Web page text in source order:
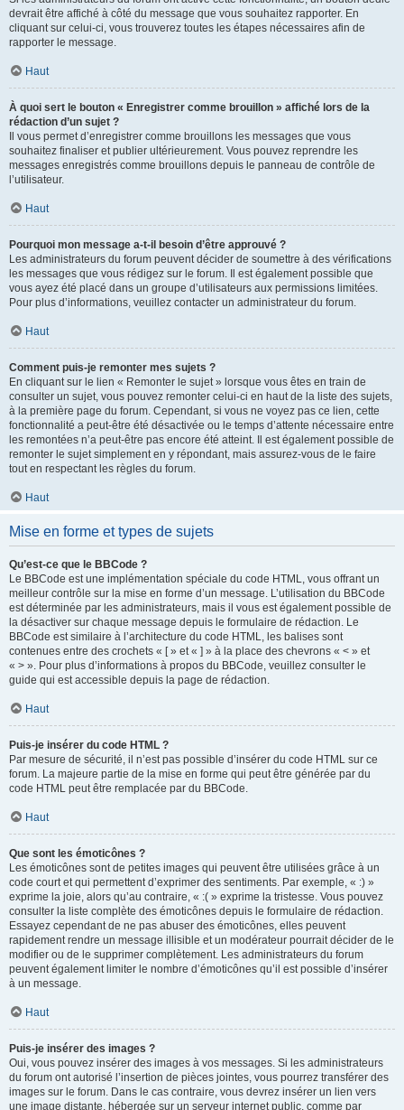
devrait être affiché à côté du message que vous souhaitez rapporter. En
cliquant sur celui-ci, vous trouverez toutes les étapes nécessaires afin de
rapporter le message.
Haut
À quoi sert le bouton « Enregistrer comme brouillon » affiché lors de la
rédaction d’un sujet ?
Il vous permet d’enregistrer comme brouillons les messages que vous
souhaitez finaliser et publier ultérieurement. Vous pouvez reprendre les
messages enregistrés comme brouillons depuis le panneau de contrôle de
l’utilisateur.
Haut
Pourquoi mon message a-t-il besoin d’être approuvé ?
Les administrateurs du forum peuvent décider de soumettre à des vérifications
les messages que vous rédigez sur le forum. Il est également possible que
vous ayez été placé dans un groupe d’utilisateurs aux permissions limitées.
Pour plus d’informations, veuillez contacter un administrateur du forum.
Haut
Comment puis-je remonter mes sujets ?
En cliquant sur le lien « Remonter le sujet » lorsque vous êtes en train de
consulter un sujet, vous pouvez remonter celui-ci en haut de la liste des sujets,
à la première page du forum. Cependant, si vous ne voyez pas ce lien, cette
fonctionnalité a peut-être été désactivée ou le temps d’attente nécessaire entre
les remontées n’a peut-être pas encore été atteint. Il est également possible de
remonter le sujet simplement en y répondant, mais assurez-vous de le faire
tout en respectant les règles du forum.
Haut
Mise en forme et types de sujets
Qu’est-ce que le BBCode ?
Le BBCode est une implémentation spéciale du code HTML, vous offrant un
meilleur contrôle sur la mise en forme d’un message. L’utilisation du BBCode
est déterminée par les administrateurs, mais il vous est également possible de
la désactiver sur chaque message depuis le formulaire de rédaction. Le
BBCode est similaire à l’architecture du code HTML, les balises sont
contenues entre des crochets « [ » et « ] » à la place des chevrons « < » et
« > ». Pour plus d’informations à propos du BBCode, veuillez consulter le
guide qui est accessible depuis la page de rédaction.
Haut
Puis-je insérer du code HTML ?
Par mesure de sécurité, il n’est pas possible d’insérer du code HTML sur ce
forum. La majeure partie de la mise en forme qui peut être générée par du
code HTML peut être remplacée par du BBCode.
Haut
Que sont les émoticônes ?
Les émoticônes sont de petites images qui peuvent être utilisées grâce à un
code court et qui permettent d’exprimer des sentiments. Par exemple, « :) »
exprime la joie, alors qu’au contraire, « :( » exprime la tristesse. Vous pouvez
consulter la liste complète des émoticônes depuis le formulaire de rédaction.
Essayez cependant de ne pas abuser des émoticônes, elles peuvent
rapidement rendre un message illisible et un modérateur pourrait décider de le
modifier ou de le supprimer complètement. Les administrateurs du forum
peuvent également limiter le nombre d’émoticônes qu’il est possible d’insérer
à un message.
Haut
Puis-je insérer des images ?
Oui, vous pouvez insérer des images à vos messages. Si les administrateurs
du forum ont autorisé l’insertion de pièces jointes, vous pourrez transférer des
images sur le forum. Dans le cas contraire, vous devrez insérer un lien vers
une image distante, hébergée sur un serveur internet public, comme par